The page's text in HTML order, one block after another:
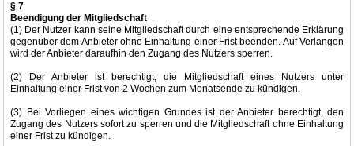
§ 7
Beendigung der Mitgliedschaft
(1) Der Nutzer kann seine Mitgliedschaft durch eine entsprechende Erklärung
gegenüber dem Anbieter ohne Einhaltung einer Frist beenden. Auf Verlangen
wird der Anbieter daraufhin den Zugang des Nutzers sperren.
(2) Der Anbieter ist berechtigt, die Mitgliedschaft eines Nutzers unter
Einhaltung einer Frist von 2 Wochen zum Monatsende zu kündigen.
(3) Bei Vorliegen eines wichtigen Grundes ist der Anbieter berechtigt, den
Zugang des Nutzers sofort zu sperren und die Mitgliedschaft ohne Einhaltung
einer Frist zu kündigen.